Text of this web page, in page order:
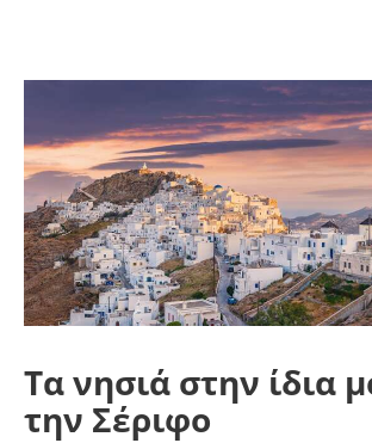
Τα νησιά στην ίδια
την Σέριφο